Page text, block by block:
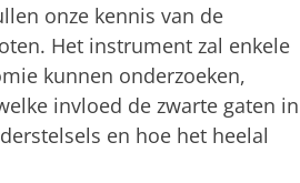
onze kennis van de
Het instrument zal enkele
kunnen onderzoeken,
invloed de zwarte gaten in
en hoe het heelal